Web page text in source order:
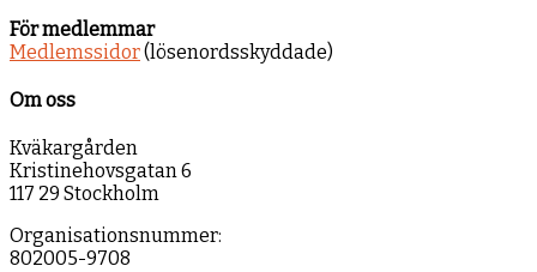
För medlemmar
Medlemssidor(lösenordsskyddade)
Om oss
Kväkargården
Kristinehovsgatan 6
117 29 Stockholm
Organisationsnummer:
802005-9708